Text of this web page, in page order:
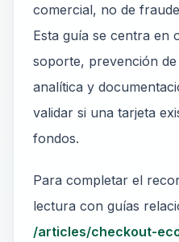
comercial, no de
Esta guía se centra en
soporte, prevención
analítica y
validar si una tarjeta
fondos.
Para completar el
lectura con guías
/articles/checkout-